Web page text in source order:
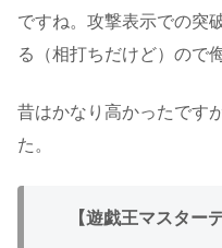
ですね。攻撃表示での突
る（相打ちだけど）ので
昔はかなり高かったです
た。
【遊戯王マスター